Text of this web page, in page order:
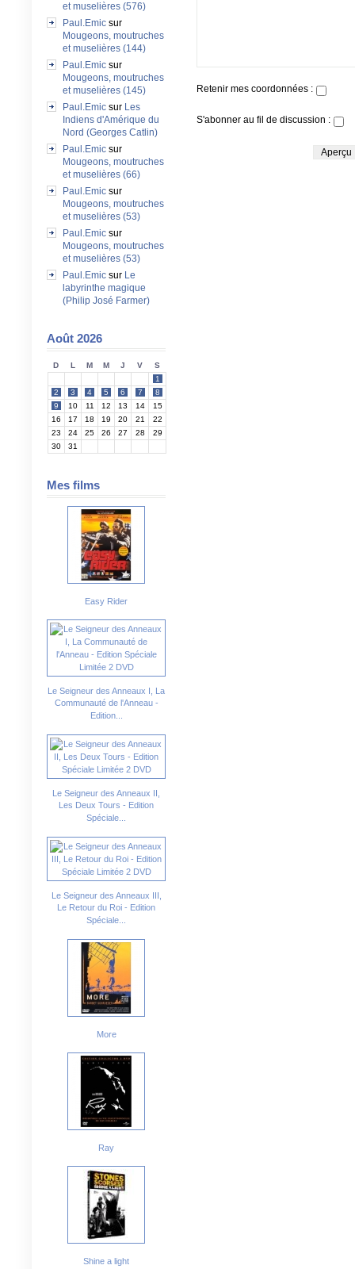
et muselières (576)
Paul.Emic sur
Mougeons, moutruches
et muselières (144)
Paul.Emic sur
Mougeons, moutruches
et muselières (145)
Paul.Emic sur Les
Indiens d'Amérique du
Nord (Georges Catlin)
Paul.Emic sur
Mougeons, moutruches
et muselières (66)
Paul.Emic sur
Mougeons, moutruches
et muselières (53)
Paul.Emic sur
Mougeons, moutruches
et muselières (53)
Paul.Emic sur Le
labyrinthe magique
(Philip José Farmer)
Août 2026
D L M M J V
S
1
2
3 4 5 6 7
8
9
10 11 12 13 14
15
16
17 18 19 20 21
22
23
24 25 26 27 28
29
30
31
Mes films
Easy Rider
Le Seigneur des Anneaux I, La
Communauté de l'Anneau -
Edition...
Le Seigneur des Anneaux II,
Les Deux Tours - Edition
Spéciale...
Le Seigneur des Anneaux III,
Le Retour du Roi - Edition
Spéciale...
More
Ray
Shine a light
Retenir mes coordonnées :
S'abonner au fil de discussion :